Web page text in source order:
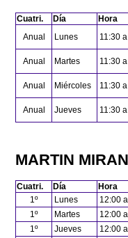
Cuatri. Día
Hora
Anual
Lunes 11:30
Anual Martes 11:30
Anual Miércoles 11:30
Anual Jueves 11:30
MARTIN
Cuatri. Día
Hora
1º
Lunes
12:00
1º
Martes
12:00
1º
Jueves
12:00